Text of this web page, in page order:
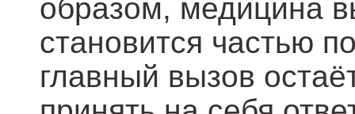
образом, медицина
становится частью
главный вызов